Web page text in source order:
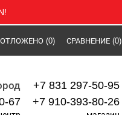
ОТЛОЖЕНО (0) СРАВНЕНИЕ (0)
67
+7 831 297-50-95
+7 910-393-80-26